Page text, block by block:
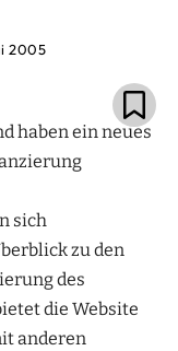
2005
haben ein neues
sich
zu den
des
die Website
anderen